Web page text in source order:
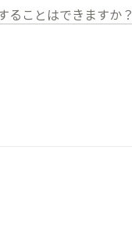
ることはできますか？